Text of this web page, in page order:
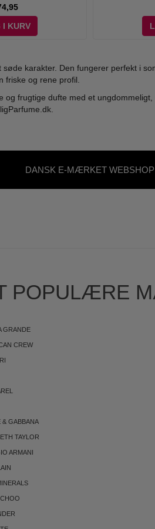
KURV
karakter. Den fungerer perfekt i
og rene profil.
frugtige dufte med et
DANSK E-MÆRKET WEBSHOP
POPULÆRE
GRANDE
CREW
& GABBANA
TAYLOR
ARMANI